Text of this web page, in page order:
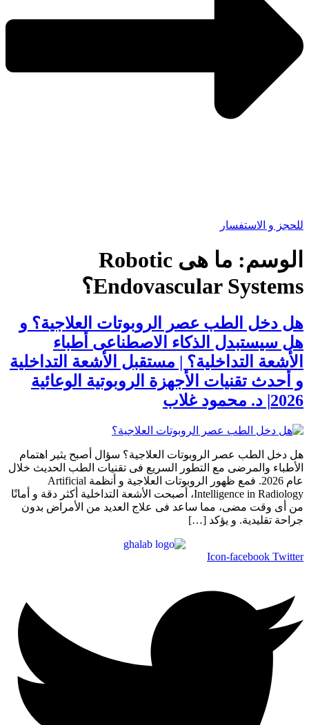
للحجز و الاستفسار
الوسم:
ما هى Robotic
Endovascular Systems؟
هل دخل الطب عصر الروبوتات العلاجية؟ و
هل سيستبدل الذكاء الاصطناعى أطباء
الأشعة التداخلية؟ | مستقبل الأشعة التداخلية
و أحدث تقنيات الأجهزة الروبوتية الوعائية
2026| د. محمود غلاب
هل دخل الطب عصر الروبوتات العلاجية؟ سؤال أصبح يثير اهتمام
الأطباء والمرضى مع التطور السريع فى تقنيات الطب الحديث خلال
عام 2026. فمع ظهور الروبوتات العلاجية و أنظمة Artificial
Intelligence in Radiology، أصبحت الأشعة التداخلية أكثر دقة و أمانًا
من أى وقت مضى، مما ساعد فى علاج العديد من الأمراض بدون
جراحة تقليدية. و يؤكد […]
Icon-facebook Twitter